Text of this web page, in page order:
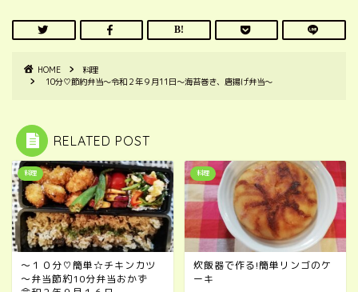
HOME
料理
10分♡節約弁当～令和２年９月11日～海苔巻き、唐揚げ弁当～
RELATED POST
料理
～１０分♡簡単☆チキンカツ
～弁当節約10分弁当おかず
料理
炊飯器で作る!簡単リンゴのケ
ーキ